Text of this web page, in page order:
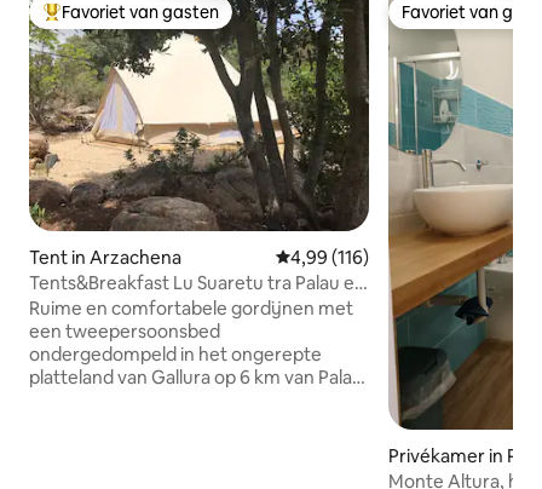
Topfavoriet van gasten
Favoriet van gasten
Tent in Arzachena Gemiddelde beoordeling van
4,99 (116)
Tents&Breakfast Lu Suaretu tra Palau e
Cannigione
Ruime en comfortabele gordijnen met
een tweepersoonsbed
ondergedompeld in het ongerepte
platteland van Gallura op 6 km van Palau
Favoriet van
Favoriet van
Privékamer in
Monte Altura, het